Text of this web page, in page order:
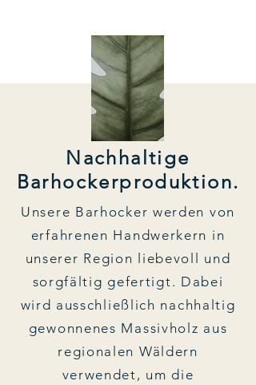
Nachhaltige
Barhockerproduktion.
Unsere Barhocker werden von
erfahrenen Handwerkern in
unserer Region liebevoll und
sorgfältig gefertigt. Dabei
wird ausschließlich nachhaltig
gewonnenes Massivholz aus
regionalen Wäldern
verwendet, um die